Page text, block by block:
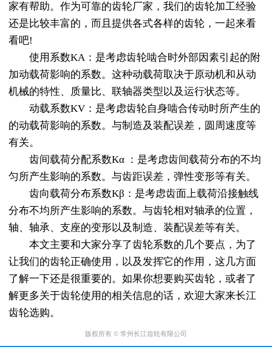
家有帮助。作为可靠的齿轮厂家，我们的齿轮加工经验
还是比较丰富的，而且提供各式各样的齿轮，一起来看
看吧!
使用系数KA：是考虑齿轮啮合时外部因素引起的附
加动载荷影响的系数。这种动载荷取决于原动机和从动
机械的特性、质量比、联轴器类型以及运行状态等。
动载系数KV：是考虑齿轮自身啮合传动时所产生的
的动载荷影响的系数。与制造及装配误差，圆周速度等
有关。
齿间载荷分配系数Kα ：是考虑齿间载荷分布的不均
匀所产生影响的系数。与齿距误差，弹性变形等有关。
齿向载荷分布系数Kβ：是考虑齿面上载荷沿接触线
分布不均所产生影响的系数。与齿轮相对轴承的位置，
轴、轴承、支座的变形以及制造、装配误差等有关。
本文主要和大家分享了齿轮系数的几个要点，为了
让我们的齿轮正确使用，以及发挥它的作用，这几方面
了解一下还是很重要的。如果你想要购买齿轮，或者了
解更多关于齿轮使用的相关信息的话，欢迎大家来长江
齿轮选购。
版权所有 © 常州长江齿轮有限公司